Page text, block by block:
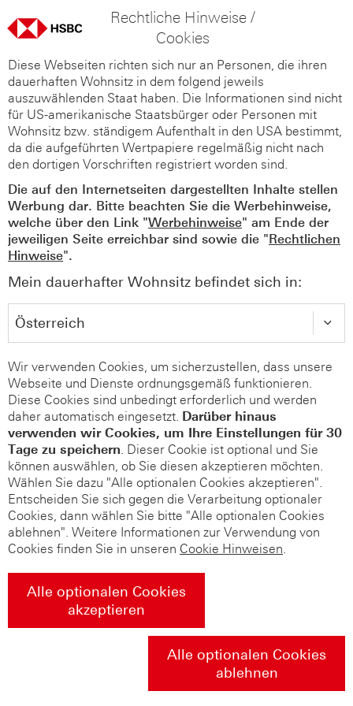
Rechtliche Hinweise /
Cookies
Diese Webseiten richten sich nur an Personen, die ihren
dauerhaften Wohnsitz in dem folgend jeweils
auszuwählenden Staat haben. Die Informationen sind nicht
für US-amerikanische Staatsbürger oder Personen mit
Wohnsitz bzw. ständigem Aufenthalt in den USA bestimmt,
da die aufgeführten Wertpapiere regelmäßig nicht nach
den dortigen Vorschriften registriert worden sind.
Die auf den Internetseiten dargestellten Inhalte stellen
Werbung dar. Bitte beachten Sie die Werbehinweise,
welche über den Link "Werbehinweise" am Ende der
jeweiligen Seite erreichbar sind sowie die "Rechtlichen
Hinweise".
Mein dauerhafter Wohnsitz befindet sich in:
Wir verwenden Cookies, um sicherzustellen, dass unsere
Webseite und Dienste ordnungsgemäß funktionieren.
Diese Cookies sind unbedingt erforderlich und werden
daher automatisch eingesetzt. Darüber hinaus
verwenden wir Cookies, um Ihre Einstellungen für 30
Tage zu speichern. Dieser Cookie ist optional und Sie
können auswählen, ob Sie diesen akzeptieren möchten.
Wählen Sie dazu "Alle optionalen Cookies akzeptieren".
Entscheiden Sie sich gegen die Verarbeitung optionaler
Cookies, dann wählen Sie bitte "Alle optionalen Cookies
ablehnen". Weitere Informationen zur Verwendung von
Cookies finden Sie in unseren Cookie Hinweisen.
Alle optionalen Cookies
akzeptieren
Alle optionalen Cookies
ablehnen